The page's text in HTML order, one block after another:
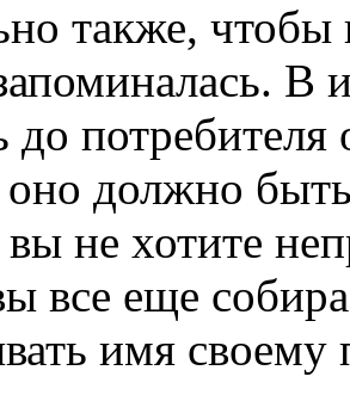
также,
В
до
оно должно
не хотите
все еще
имя своему